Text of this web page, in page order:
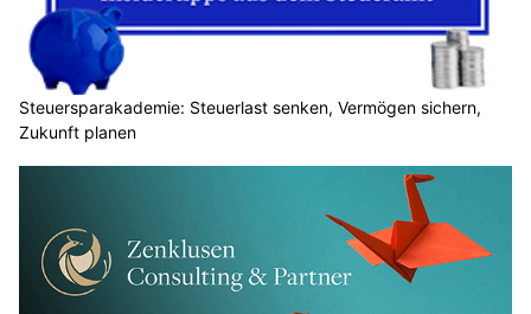
Steuersparakademie: Steuerlast senken, Vermögen sichern,
Zukunft planen